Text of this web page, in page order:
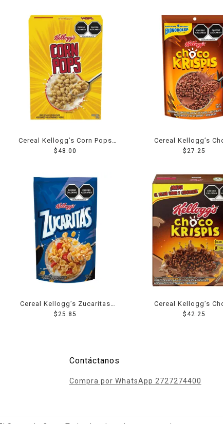
Cereal Kellogg’s Corn Pops
210 g
$48.00
Cereal Kellogg’s
Krispis Ekonobolsa
$27.25
Cereal Kellogg’s Zucaritas
Ekonobolsa 125 g
$ 25.85
Cereal Kellogg’s
Krispis 290 g
$42.25
Contáctanos
Compra por WhatsApp 2727274400